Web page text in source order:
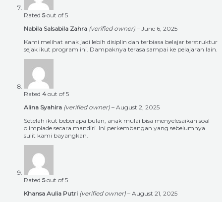
Rated 5out of 5
Nabila Salsabila Zahra (verified owner) – June 6, 2025
Kami melihat anak jadi lebih disiplin dan terbiasa belajar terstruktur
sejak ikut program ini. Dampaknya terasa sampai ke pelajaran lain.
Rated 4 out of 5
Alina Syahira (verified owner) – August 2, 2025
Setelah ikut beberapa bulan, anak mulai bisa menyelesaikan soal
olimpiade secara mandiri. Ini perkembangan yang sebelumnya
sulit kami bayangkan.
Rated 5out of 5
Khansa Aulia Putri (verified owner) – August 21, 2025